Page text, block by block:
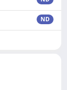
ND